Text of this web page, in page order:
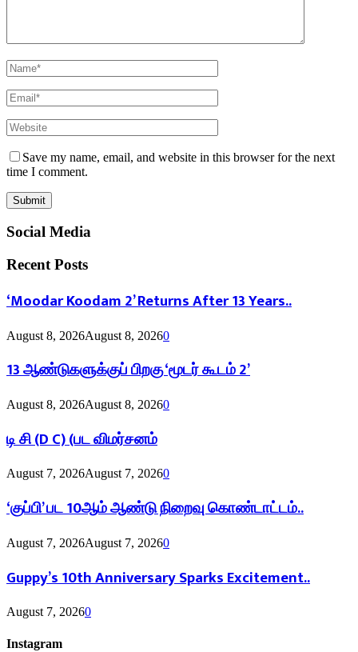
Save my name, email, and website in this browser for the next
time I comment.
Social Media
Recent Posts
‘Moodar Koodam 2’ Returns After 13 Years..
August 8, 2026August 8, 20260
13 ஆண்டுகளுக்குப் பிறகு ‘மூடர் கூடம் 2’
August 8, 2026August 8, 20260
டி சி (D C) (பட விமர்சனம்
August 7, 2026August 7, 20260
‘குப்பி’ பட 10ஆம் ஆண்டு நிறைவு கொண்டாட்டம்..
August 7, 2026August 7, 20260
Guppy’s 10th Anniversary Sparks Excitement..
August 7, 20260
Instagram